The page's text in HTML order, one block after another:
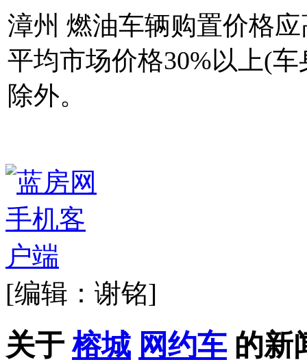
漳州 燃油车辆购置价格
平均市场价格30%以上(
除外。
[编辑：谢铭]
关于 榕城 网约车 的新